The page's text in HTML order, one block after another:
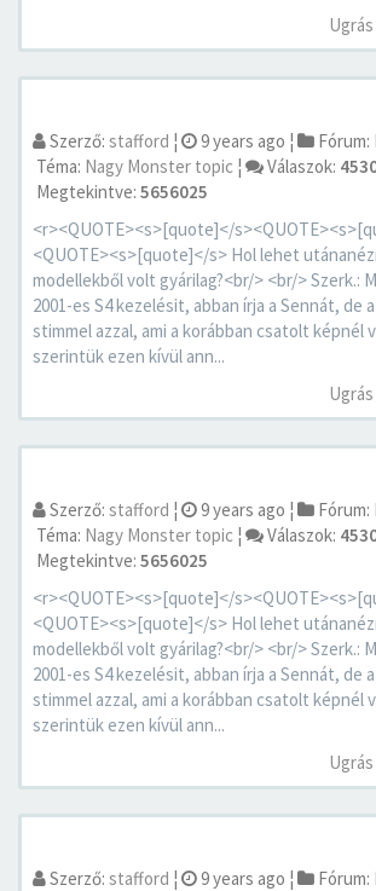
Szerző: stafford ¦ 9 years ago ¦ Fórum:
Téma: Nagy Monster topic ¦ Válaszok:
Megtekintve: 5656025
<r><QUOTE><s>[quote]</
<QUOTE><s>[quote]</s> Hol lehet
modellekből volt gyárilag?<br/> <br/> Szerk.:
2001-es S4 kezelésit, abban írja a Sennát, de
stimmel azzal, ami a korábban csatolt képnél
szerintük ezen kívül ann...
Szerző: stafford ¦ 9 years ago ¦ Fórum:
Téma: Nagy Monster topic ¦ Válaszok:
Megtekintve: 5656025
<r><QUOTE><s>[quote]</
<QUOTE><s>[quote]</s> Hol lehet
modellekből volt gyárilag?<br/> <br/> Szerk.:
2001-es S4 kezelésit, abban írja a Sennát, de
stimmel azzal, ami a korábban csatolt képnél
szerintük ezen kívül ann...
Szerző: stafford ¦ 9 years ago ¦ Fórum: